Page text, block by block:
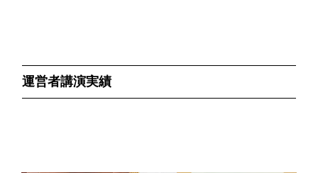
運営者講演実績